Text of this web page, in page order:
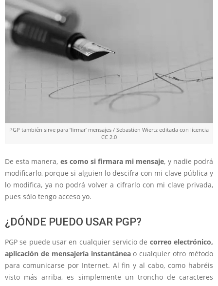
PGP también sirve para ‘firmar’ mensajes / Sebastien Wiertz editada con licencia
CC 2.0
De esta manera, es como si firmara mi mensaje, y nadie podrá
modificarlo, porque si alguien lo descifra con mi clave pública y
lo modifica, ya no podrá volver a cifrarlo con mi clave privada,
pues sólo tengo acceso yo.
¿DÓNDE PUEDO USAR PGP?
PGP se puede usar en cualquier servicio de correo electrónico,
aplicación de mensajería instantáneao cualquier otro método
para comunicarse por Internet. Al fin y al cabo, como habréis
visto más arriba, es simplemente un troncho de caracteres